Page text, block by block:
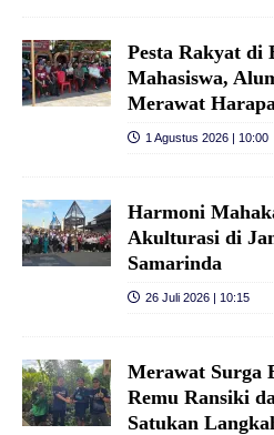
Pesta Rakyat di
Mahasiswa,
Merawat
1 Agustus 2026 | 10:00
Harmoni
Akulturasi di
Samarinda
26 Juli 2026 | 10:15
Merawat Surga
Remu Ransiki
Satukan